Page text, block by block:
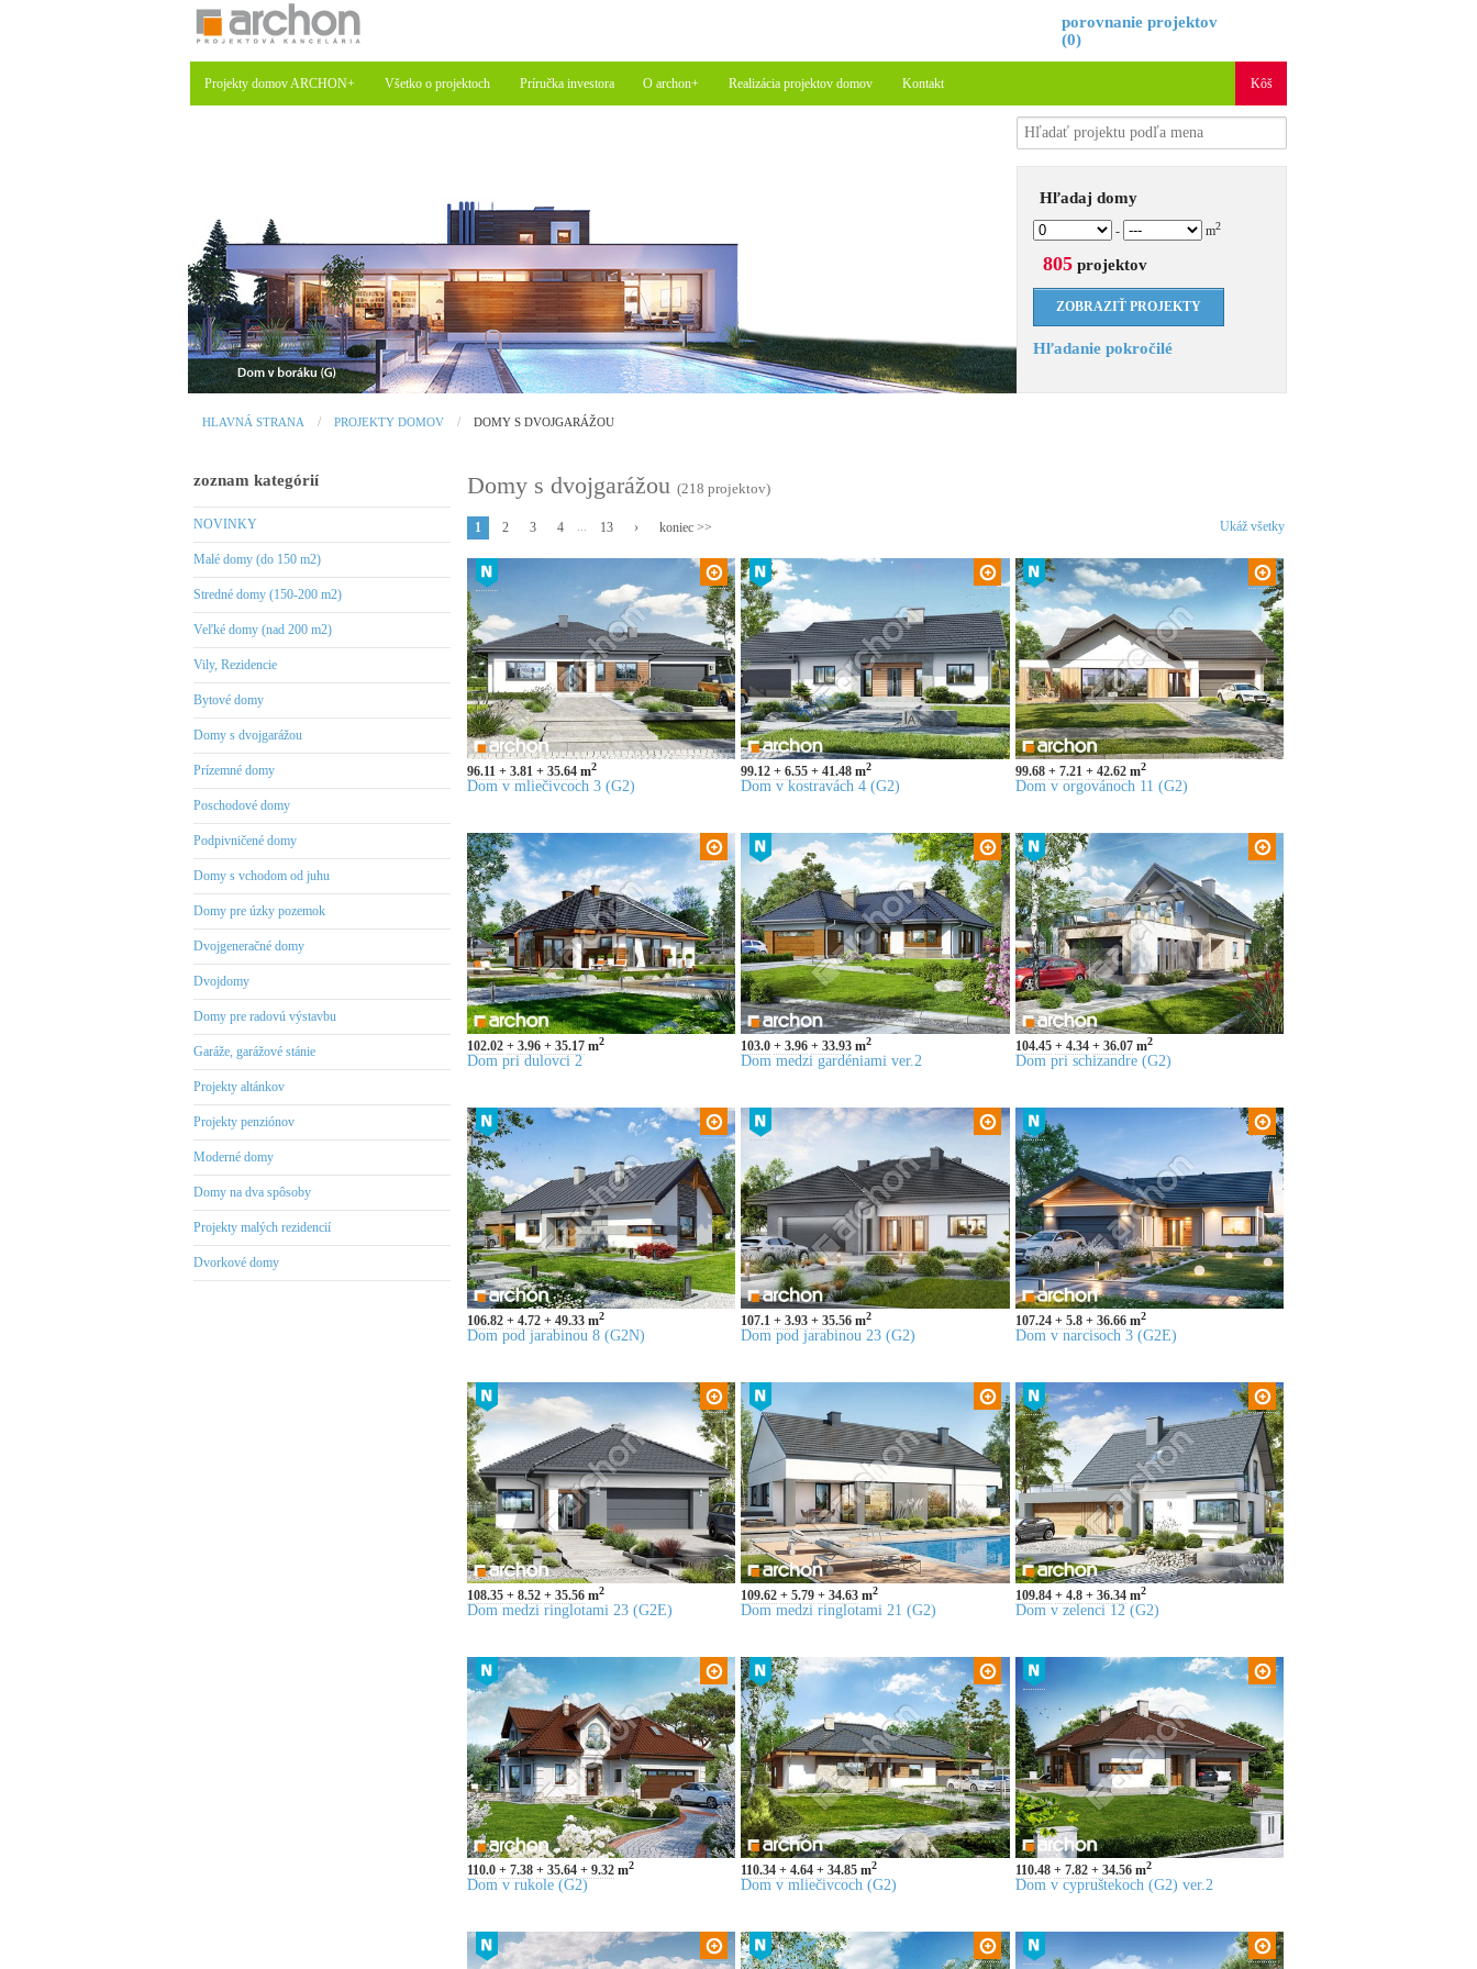
porovnanie projektov
(0)
Projekty domov ARCHON+ Všetko o projektoch Príručka investora O archon+ Realizácia projektov domov Kontakt Kôš
Hľadaj domy
- m2
805projektov
Hľadanie pokročilé
HLAVNÁ STRANA PROJEKTY DOMOV DOMY S DVOJGARÁŽOU
zoznam kategórií
NOVINKY
Malé domy (do 150 m2)
Stredné domy (150-200 m2)
Veľké domy (nad 200 m2)
Vily, Rezidencie
Bytové domy
Domy s dvojgarážou
Prízemné domy
Poschodové domy
Podpivničené domy
Domy s vchodom od juhu
Domy pre úzky pozemok
Dvojgeneračné domy
Dvojdomy
Domy pre radovú výstavbu
Garáže, garážové stánie
Projekty altánkov
Projekty penziónov
Moderné domy
Domy na dva spôsoby
Projekty malých rezidencií
Dvorkové domy
Domy s dvojgarážou (218 projektov)
1 2 3 4 ... 13 › koniec >> Ukáž všetky
96.11 3.81 35.64 m2
Dom v mliečivcoch 3 (G2)
99.12 6.55 41.48 m2
Dom v kostravách 4 (G2)
99.68 7.21 42.62m2
Dom v orgovánoch 11 (G2)
102.02 3.96 35.17 m2
Dom pri dulovci 2
103.0 3.96 33.93 m2
Dom medzi gardéniami ver.2
104.45 4.34 36.07m2
Dom pri schizandre (G2)
106.82 4.72 49.33 m2
Dom pod jarabinou 8 (G2N)
107.1 3.93 35.56 m2
Dom pod jarabinou 23 (G2)
107.24 5.8 36.66m2
Dom v narcisoch 3 (G2E)
108.35 8.52 35.56 m2
Dom medzi ringlotami 23 (G2E)
109.62 5.79 34.63 m2
Dom medzi ringlotami 21 (G2)
109.84 4.8 36.34m2
Dom v zelenci 12 (G2)
110.0 7.38 35.64 9.32 m2
Dom v rukole (G2)
110.34 4.64 34.85 m2
Dom v mliečivcoch (G2)
110.48 7.82 34.56m2
Dom v cypruštekoch (G2) ver.2